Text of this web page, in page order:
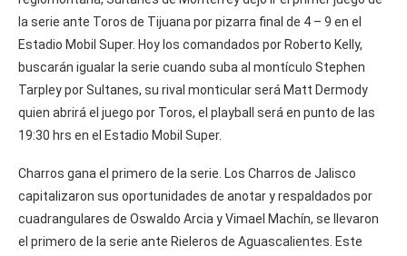
la serie ante Toros de Tijuana por pizarra final de 4 – 9 en el
Estadio Mobil Super. Hoy los comandados por Roberto Kelly,
buscarán igualar la serie cuando suba al montículo Stephen
Tarpley por Sultanes, su rival monticular será Matt Dermody
quien abrirá el juego por Toros, el playball será en punto de las
19:30 hrs en el Estadio Mobil Super.
Charros gana el primero de la serie. Los Charros de Jalisco
capitalizaron sus oportunidades de anotar y respaldados por
cuadrangulares de Oswaldo Arcia y Vimael Machín, se llevaron
el primero de la serie ante Rieleros de Aguascalientes. Este